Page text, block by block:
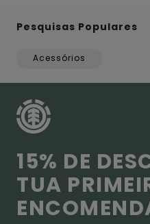
Pesquisas Populares
Acessórios
15% DE
TUA